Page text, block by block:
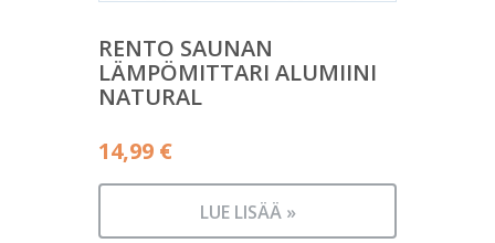
RENTO SAUNAN
LÄMPÖMITTARI ALUMIINI
NATURAL
14,99 €
LUE LISÄÄ »